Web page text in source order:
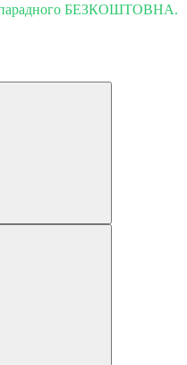
парадного БЕЗКОШТОВНА.